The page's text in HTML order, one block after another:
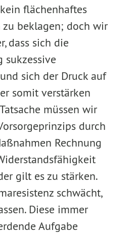
flächenhaftes
zu beklagen; doch wir
dass sich die
sukzessive
sich der Druck auf
somit verstärken
müssen wir
durch
Rechnung
gilt es zu stärken.
schwächt,
Diese immer
Aufgabe